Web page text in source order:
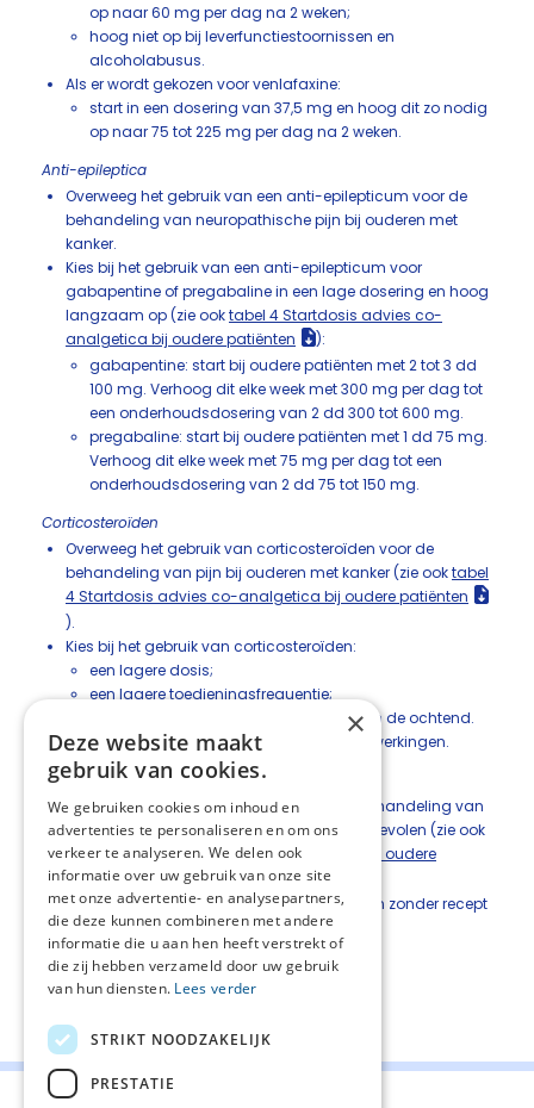
op naar 60 mg per dag na 2 weken;
hoog niet op bij leverfunctiestoornissen en
alcoholabusus.
Als er wordt gekozen voor venlafaxine:
start in een dosering van 37,5 mg en hoog dit zo nodig
op naar 75 tot 225 mg per dag na 2 weken.
Anti-epileptica
Overweeg het gebruik van een anti-epilepticum voor de
behandeling van neuropathische pijn bij ouderen met
kanker.
Kies bij het gebruik van een anti-epilepticum voor
gabapentine of pregabaline in een lage dosering en hoog
langzaam op (zie ooktabel 4 Startdosis advies co-
analgetica bij oudere patiënten
):
gabapentine: start bij oudere patiënten met 2 tot 3 dd
100 mg. Verhoog dit elke week met 300 mg per dag tot
een onderhoudsdosering van 2 dd 300 tot 600 mg.
pregabaline: start bij oudere patiënten met 1 dd 75 mg.
Verhoog dit elke week met 75 mg per dag tot een
onderhoudsdosering van 2 dd 75 tot 150 mg.
Corticosteroïden
Overweeg het gebruik van corticosteroïden voor de
behandeling van pijn bij ouderen met kanker (zie ooktabel
4 Startdosis advies co-analgetica bij oudere patiënten
).
Kies bij het gebruik van corticosteroïden:
een lagere dosis;
een lagere toedieningsfrequentie;
een korte behandelduur en toediening in de ochtend.
Monitor zorgvuldig op het optreden van bijwerkingen.
Cannabinoïden
Het gebruik van cannabinoïden voor de behandeling van
pijn bij ouderen met kanker wordt niet aanbevolen (zie ook
tabel 4 Startdosis advies co-analgetica bij oudere
patiënten
).
Vraag naar het gebruik van cannabinoïden zonder recept
bij ouderen met pijn bij kanker.
Deel deze pagina:
×
Deze website maakt
gebruik van cookies.
We gebruiken cookies om inhoud en
advertenties te personaliseren en om ons
verkeer te analyseren. We delen ook
informatie over uw gebruik van onze site
met onze advertentie- en analysepartners,
die deze kunnen combineren met andere
informatie die u aan hen heeft verstrekt of
die zij hebben verzameld door uw gebruik
van hun diensten. Lees verder
STRIKT NOODZAKELIJK
PRESTATIE